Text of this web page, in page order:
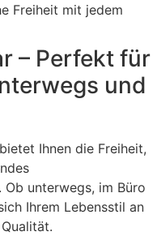
Freiheit mit jedem
– Perfekt für
und
Ihnen die Freiheit,
Ob unterwegs, im Büro
Ihrem Lebensstil an